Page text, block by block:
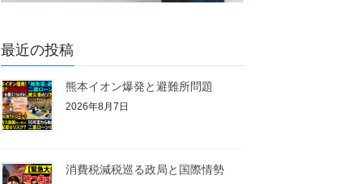
最近の投稿
熊本イオン爆発と避難所問題
2026年8月7日
消費税減税巡る政局と国際情勢